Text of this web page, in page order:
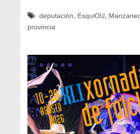
deputación, EsquiOU,
provincia